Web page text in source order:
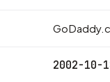
2002-10-